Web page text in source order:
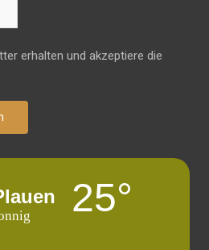
erhalten und akzeptiere die
25°